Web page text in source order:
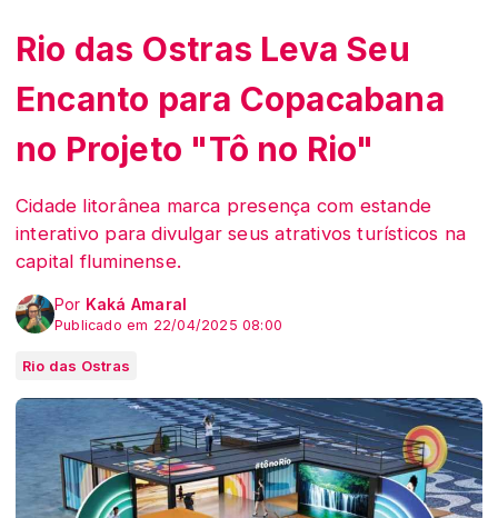
Rio das Ostras Leva Seu
Encanto para Copacabana
no Projeto "Tô no Rio"
Cidade litorânea marca presença com estande
interativo para divulgar seus atrativos turísticos na
capital fluminense.
Por Kaká Amaral
Publicado em 22/04/2025 08:00
Rio das Ostras